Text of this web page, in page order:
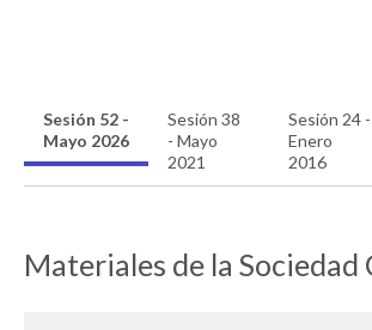
Sesión 52 -
Mayo 2026
Sesión 38
- Mayo
2021
Sesión 24 -
Enero
2016
Materiales de la Sociedad